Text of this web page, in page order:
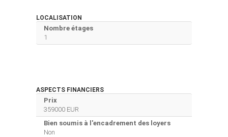
LOCALISATION
Nombre étages
1
ASPECTS FINANCIERS
Prix
359000 EUR
Bien soumis à l'encadrement des loyers
Non